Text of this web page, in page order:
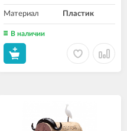
Материал Пластик
В наличии